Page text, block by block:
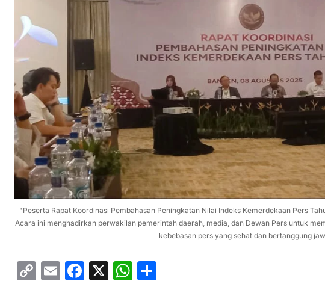
"Peserta Rapat Koordinasi Pembahasan Peningkatan Nilai Indeks Kemerdekaan Pers
Acara ini menghadirkan perwakilan pemerintah daerah, media, dan Dewan Pers untuk
kebebasan pers yang sehat dan bertanggung
C
E
F
X
W